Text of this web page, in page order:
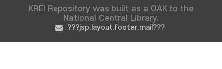
KREI Repository was built as a OAK to the
National Central Library.
???jsp.layout.footer.mail???